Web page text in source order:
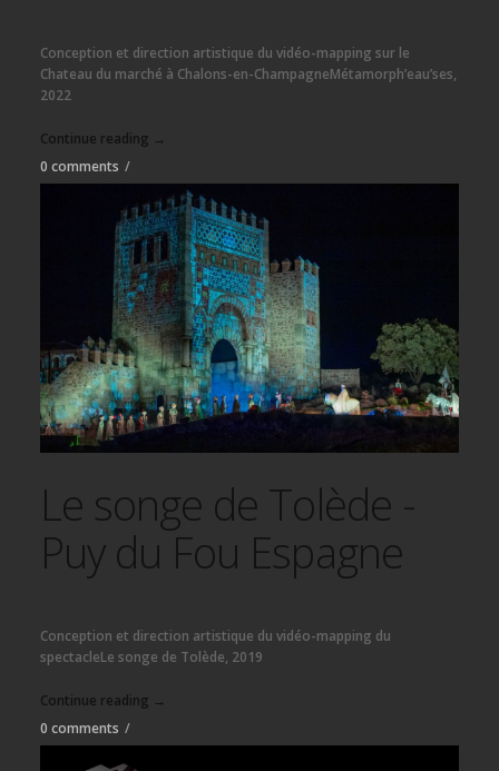
Conception et direction artistique du vidéo-mapping sur le
Chateau du marché à Chalons-en-ChampagneMétamorph’eau’ses,
2022
Continue reading →
0 comments /
Le songe de Tolède -
Puy du Fou Espagne
Conception et direction artistique du vidéo-mapping du
spectacleLe songe de Tolède, 2019
Continue reading →
0 comments /